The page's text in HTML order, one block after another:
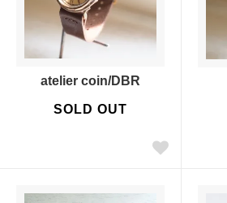
atelier coin/DBR
SOLD OUT